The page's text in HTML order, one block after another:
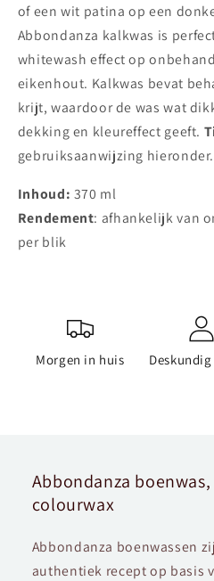
of een wit patina op een
Abbondanza kalkwas is
whitewash effect op
eikenhout. Kalkwas bevat
krijt, waardoor de was wat
dekking en kleureffect geeft.
gebruiksaanwijzing hieronder.
Inhoud: 370 ml
Rendement: afhankelijk van
per blik
Morgen in huis
Abbondanza
colourwax
Abbondanza boenwassen
authentiek recept op basis